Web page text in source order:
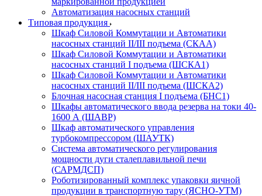
Автоматизация насосных станций
Типовая продукция
Шкаф Силовой Коммутации и Автоматики
насосных станций II/III подъема (СКАА)
Шкаф Силовой Коммутации и Автоматики
насосных станций I подъема (ШСКА1)
Шкаф Силовой Коммутации и Автоматики
насосных станций II/III подъема (ШСКА2)
Блочная насосная станция I подъема (БНС1)
Шкафы автоматического ввода резерва на токи 40-
1600 А (ШАВР)
Шкаф автоматического управления
турбокомпрессором (ШАУТК)
Система автоматического регулирования
мощности дуги сталеплавильной печи
(САРМДСП)
Роботизированный комплекс упаковки яичной
продукции в транспортную тару (ЯСНО-УТМ)